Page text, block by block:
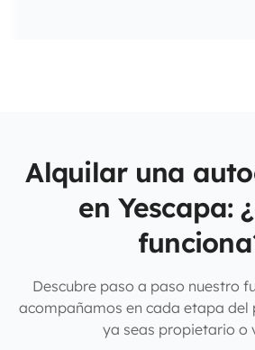
Alquilar una
en Yescapa:
Descubre paso a paso nuestro
acompañamos en cada etapa del
ya seas propietario o